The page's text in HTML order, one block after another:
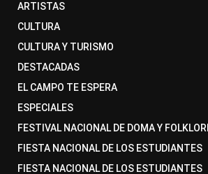
ARTISTAS
CULTURA
CULTURA Y TURISMO
DESTACADAS
EL CAMPO TE ESPERA
ESPECIALES
FESTIVAL NACIONAL DE DOMA Y
FIESTA NACIONAL DE LOS ESTUDIANTES
FIESTA NACIONAL DE LOS ESTUDIANTES